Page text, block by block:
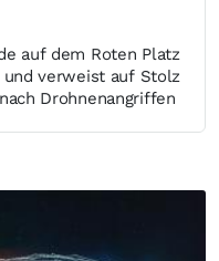
auf dem Roten Platz
verweist auf Stolz
Drohnenangriffen